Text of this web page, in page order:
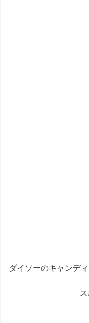
ダイソーのキャンデ